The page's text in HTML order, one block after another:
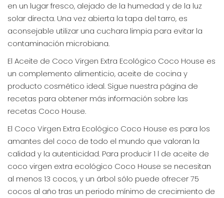
en un lugar fresco, alejado de la humedad y de la luz
solar directa. Una vez abierta la tapa del tarro, es
aconsejable utilizar una cuchara limpia para evitar la
contaminación microbiana.
El Aceite de Coco Virgen Extra Ecológico Coco House es
un complemento alimenticio, aceite de cocina y
producto cosmético ideal. Sigue nuestra página de
recetas para obtener más información sobre las
recetas Coco House.
El Coco Virgen Extra Ecológico Coco House es para los
amantes del coco de todo el mundo que valoran la
calidad y la autenticidad. Para producir 1 l de aceite de
coco virgen extra ecológico Coco House se necesitan
al menos 13 cocos, y un árbol sólo puede ofrecer 75
cocos al año tras un periodo mínimo de crecimiento de